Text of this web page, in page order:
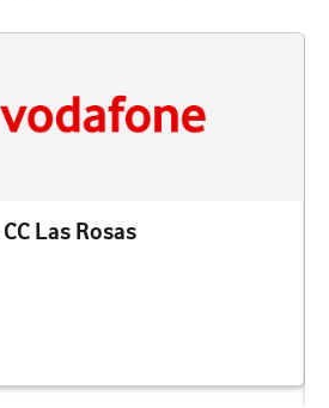
Las Rosas